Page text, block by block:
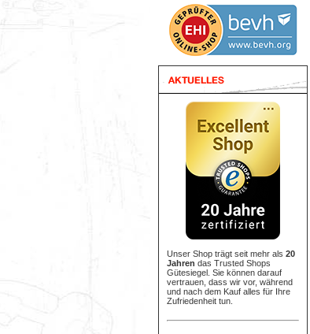
Unser Shop trägt seit mehr als 20
Jahren das Trusted Shops
Gütesiegel. Sie können darauf
vertrauen, dass wir vor, während
und nach dem Kauf alles für Ihre
Zufriedenheit tun.